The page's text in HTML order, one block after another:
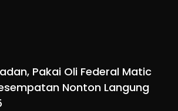
Pakai Oli Federal Matic
Nonton Langung